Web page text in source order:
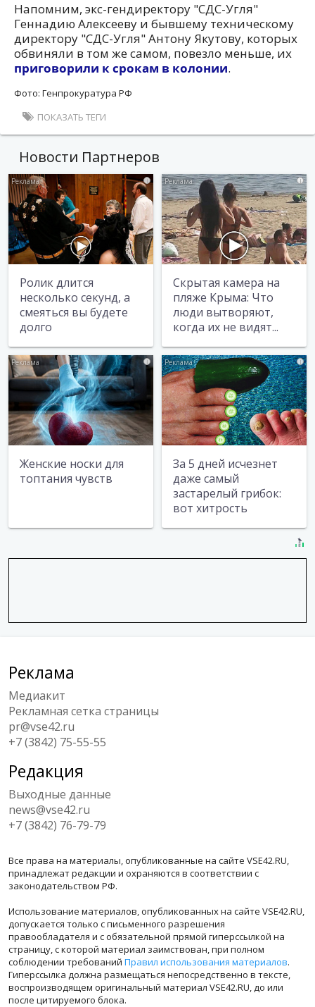
Напомним, экс-гендиректору "СДС-Угля"
Геннадию Алексееву и бывшему техническому
директору "СДС-Угля" Антону Якутову, которых
обвиняли в том же самом, повезло меньше, их
приговорили к срокам в колонии.
Фото: Генпрокуратура РФ
ПОКАЗАТЬ ТЕГИ
Новости Партнеров
i
Ролик длится
несколько секунд, а
смеяться вы будете
долго
i
Скрытая камера на
пляже Крыма: Что
люди вытворяют,
когда их не видят...
i
Женские носки для
топтания чувств
i
За 5 дней исчезнет
даже самый
застарелый грибок:
вот хитрость
Реклама
Медиакит
Рекламная сетка страницы
pr@vse42.ru
+7 (3842) 75-55-55
Редакция
Выходные данные
news@vse42.ru
+7 (3842) 76-79-79
Все права на материалы, опубликованные на сайте VSE42.RU,
принадлежат редакции и охраняются в соответствии с
законодательством РФ.
Использование материалов, опубликованных на сайте VSE42.RU,
допускается только с письменного разрешения
правообладателя и с обязательной прямой гиперссылкой на
страницу, с которой материал заимствован, при полном
соблюдении требований Правил использования материалов.
Гиперссылка должна размещаться непосредственно в тексте,
воспроизводящем оригинальный материал VSE42.RU, до или
после цитируемого блока.